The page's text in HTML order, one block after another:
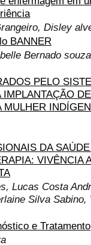
Disley
BANNER
Bernado
PELO
MULHER
DA
VIVÊNCIA
Lucas Costa
Silva Sabino,
e Tratamento